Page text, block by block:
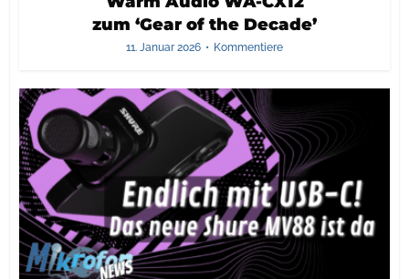
zum ‘Gear of the Decade’
11. Januar 2026 Kommentiere